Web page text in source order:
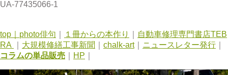
UA-77435066-1
top｜ photo俳句 １冊からの本作り
自動車修理専門書店TEB
RA
大規模修繕工事新聞 chalk-art｜ ニュースレター発行
コラムの単品販売
HP